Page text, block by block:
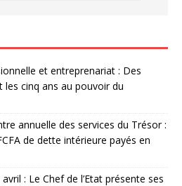
et entreprenariat : Des
cinq ans au pouvoir du
annuelle des services du Trésor :
de dette intérieure payés en
: Le Chef de l’Etat présente ses